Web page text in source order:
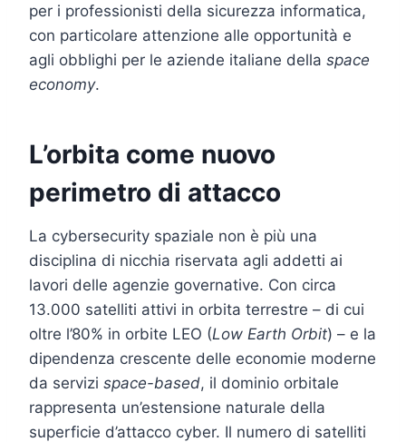
per i professionisti della sicurezza informatica,
con particolare attenzione alle opportunità e
agli obblighi per le aziende italiane della space
economy.
L’orbita come nuovo
perimetro di attacco
La cybersecurity spaziale non è più una
disciplina di nicchia riservata agli addetti ai
lavori delle agenzie governative. Con circa
13.000 satelliti attivi in orbita terrestre – di cui
oltre l’80% in orbite LEO (Low Earth Orbit) – e la
dipendenza crescente delle economie moderne
da servizi space-based, il dominio orbitale
rappresenta un’estensione naturale della
superficie d’attacco cyber. Il numero di satelliti